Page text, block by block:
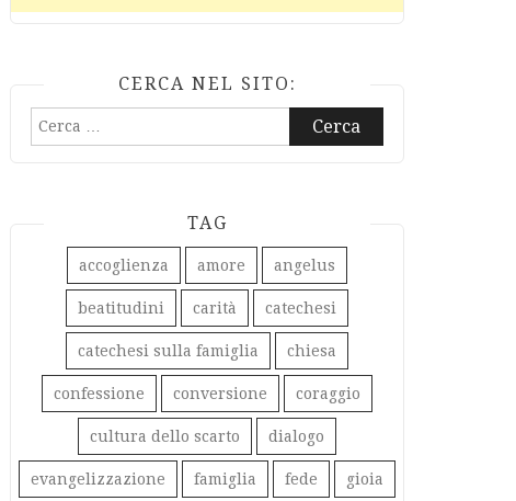
CERCA NEL SITO:
Ricerca
TAG
accoglienza amore angelus
beatitudini carità catechesi
catechesi sulla famiglia chiesa
confessione conversione coraggio
cultura dello scarto dialogo
evangelizzazione famiglia fede gioia